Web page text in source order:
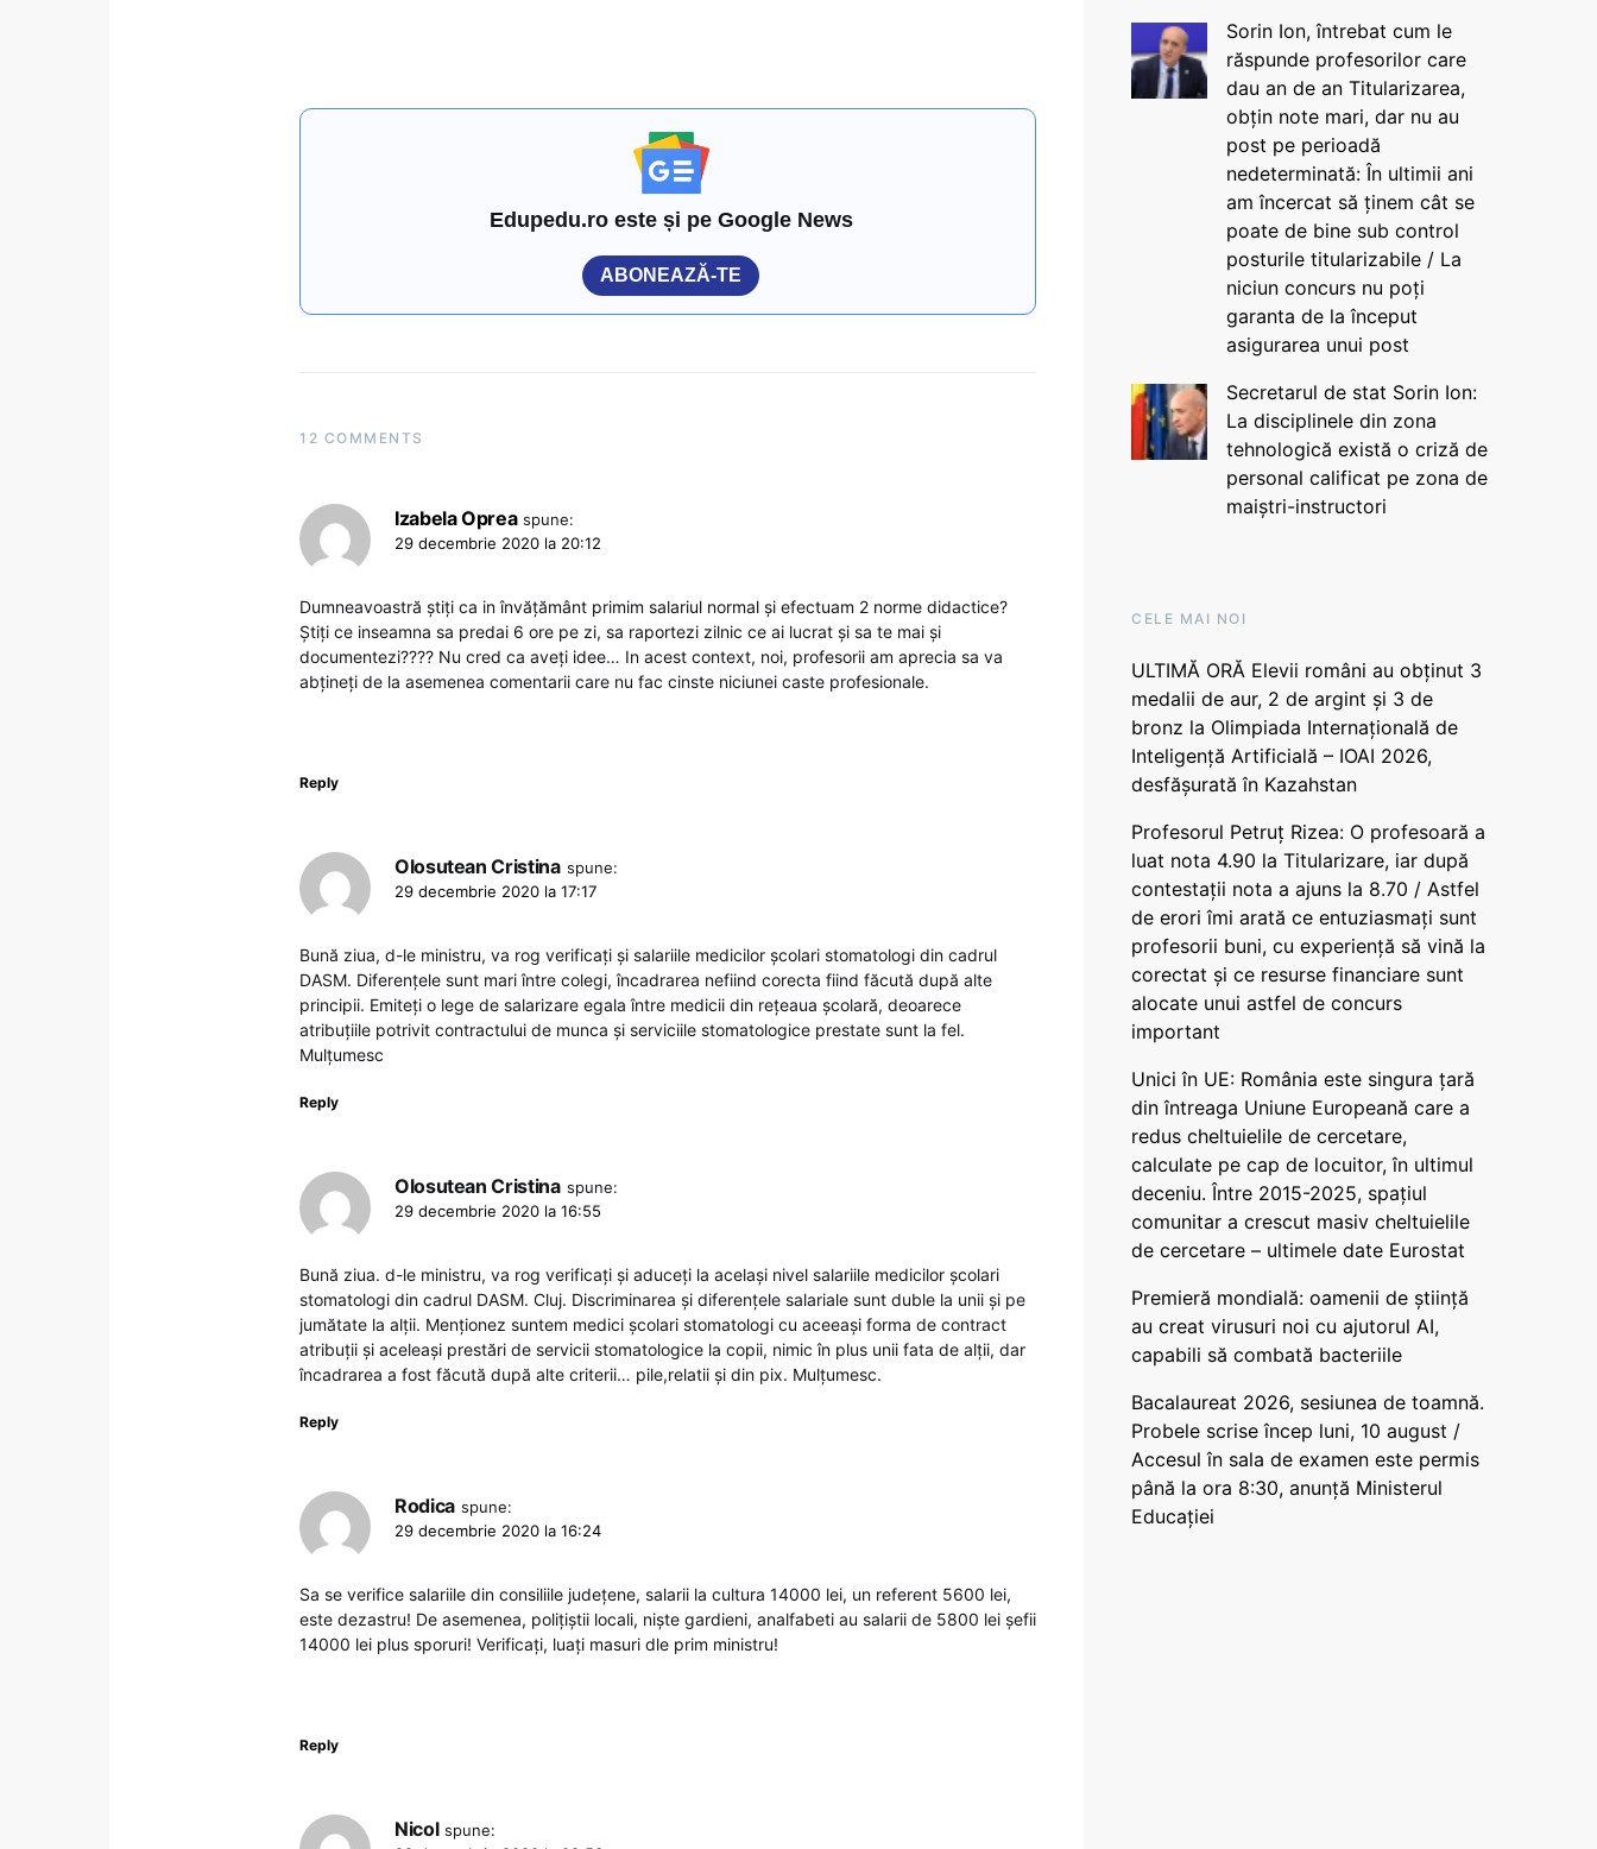
Edupedu.ro este și pe Google News
ABONEAZĂ-TE
12 COMMENTS
Izabela Oprea spune:
29 decembrie 2020 la 20:12
Dumneavoastră știți ca in învățământ primim salariul normal și efectuam 2 norme didactice?
Știți ce inseamna sa predai 6 ore pe zi, sa raportezi zilnic ce ai lucrat și sa te mai și
documentezi???? Nu cred ca aveți idee… In acest context, noi, profesorii am aprecia sa va
abțineți de la asemenea comentarii care nu fac cinste niciunei caste profesionale.
Reply
Olosutean Cristina spune:
29 decembrie 2020 la 17:17
Bună ziua, d-le ministru, va rog verificați și salariile medicilor școlari stomatologi din cadrul
DASM. Diferențele sunt mari între colegi, încadrarea nefiind corecta fiind făcută după alte
principii. Emiteți o lege de salarizare egala între medicii din rețeaua școlară, deoarece
atribuțiile potrivit contractului de munca și serviciile stomatologice prestate sunt la fel.
Mulțumesc
Reply
Olosutean Cristina spune:
29 decembrie 2020 la 16:55
Bună ziua. d-le ministru, va rog verificați și aduceți la același nivel salariile medicilor școlari
stomatologi din cadrul DASM. Cluj. Discriminarea și diferențele salariale sunt duble la unii și pe
jumătate la alții. Menționez suntem medici școlari stomatologi cu aceeași forma de contract
atribuții și aceleași prestări de servicii stomatologice la copii, nimic în plus unii fata de alții, dar
încadrarea a fost făcută după alte criterii… pile,relatii și din pix. Mulțumesc.
Reply
Rodica spune:
29 decembrie 2020 la 16:24
Sa se verifice salariile din consiliile județene, salarii la cultura 14000 lei, un referent 5600 lei,
este dezastru! De asemenea, polițiștii locali, niște gardieni, analfabeti au salarii de 5800 lei șefii
14000 lei plus sporuri! Verificați, luați masuri dle prim ministru!
Reply
Nicol spune:
Sorin Ion, întrebat cum le
răspunde profesorilor care
dau an de an Titularizarea,
obțin note mari, dar nu au
post pe perioadă
nedeterminată: În ultimii ani
am încercat să ținem cât se
poate de bine sub control
posturile titularizabile / La
niciun concurs nu poți
garanta de la început
asigurarea unui post
Secretarul de stat Sorin Ion:
La disciplinele din zona
tehnologică există o criză de
personal calificat pe zona de
maiștri-instructori
CELE MAI NOI
ULTIMĂ ORĂ Elevii români au obținut 3
medalii de aur, 2 de argint și 3 de
bronz la Olimpiada Internațională de
Inteligență Artificială – IOAI 2026,
desfășurată în Kazahstan
Profesorul Petruț Rizea: O profesoară a
luat nota 4.90 la Titularizare, iar după
contestații nota a ajuns la 8.70 / Astfel
de erori îmi arată ce entuziasmați sunt
profesorii buni, cu experiență să vină la
corectat și ce resurse financiare sunt
alocate unui astfel de concurs
important
Unici în UE: România este singura țară
din întreaga Uniune Europeană care a
redus cheltuielile de cercetare,
calculate pe cap de locuitor, în ultimul
deceniu. Între 2015-2025, spațiul
comunitar a crescut masiv cheltuielile
de cercetare – ultimele date Eurostat
Premieră mondială: oamenii de știință
au creat virusuri noi cu ajutorul AI,
capabili să combată bacteriile
Bacalaureat 2026, sesiunea de toamnă.
Probele scrise încep luni, 10 august /
Accesul în sala de examen este permis
până la ora 8:30, anunță Ministerul
Educației